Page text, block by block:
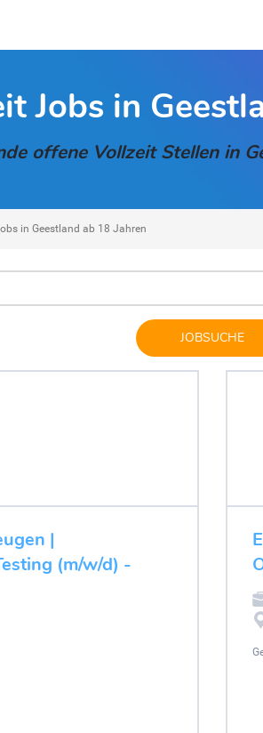
Jobs in
offene Vollzeit Stellen in
in Geestland ab 18 Jahren
JOBSUCHE
|
(m/w/d) -